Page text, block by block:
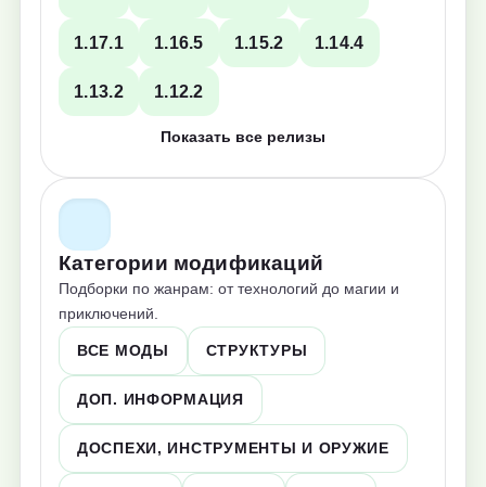
1.17.1 1.16.5 1.15.2 1.14.4
1.13.2 1.12.2
Показать все релизы
Категории модификаций
Подборки по жанрам: от технологий до магии и
приключений.
ВСЕ МОДЫ СТРУКТУРЫ
ДОП. ИНФОРМАЦИЯ
ДОСПЕХИ, ИНСТРУМЕНТЫ И ОРУЖИЕ